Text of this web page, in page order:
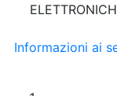
Informazioni ai